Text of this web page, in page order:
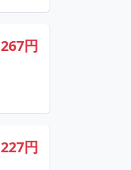
267円
227円